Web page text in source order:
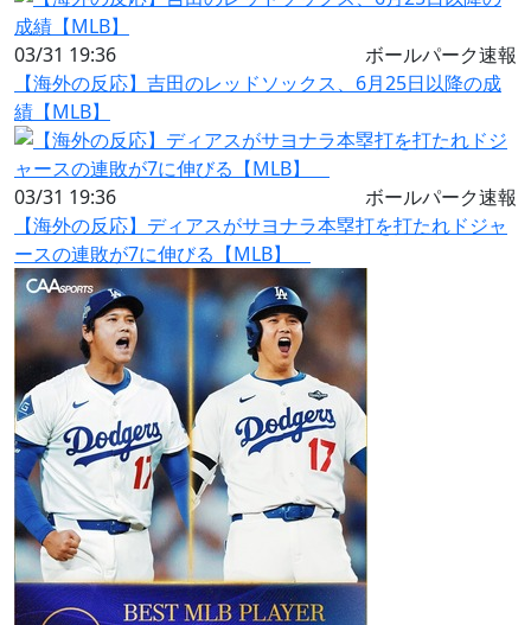
03/31 19:36
ボールパーク速報
【海外の反応】吉田のレッドソックス、6月25日以降の成
績【MLB】
03/31 19:36
ボールパーク速報
【海外の反応】ディアスがサヨナラ本塁打を打たれドジャ
ースの連敗が7に伸びる【MLB】